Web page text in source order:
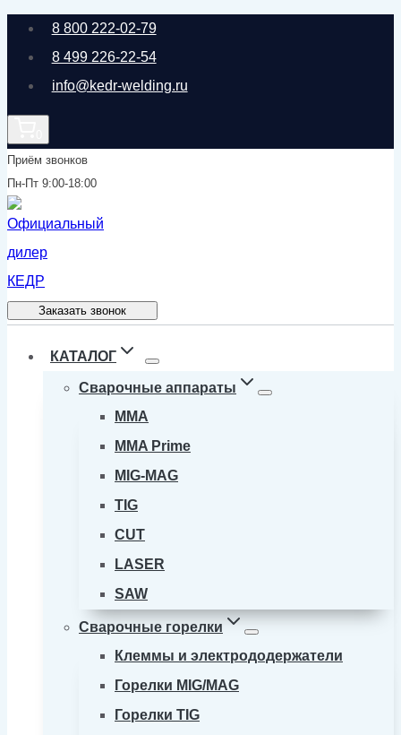
Перейти
содержимому
8 800 222-02-79
8 499 226-22-54
info@kedr-welding.ru
Приём звонков
Пн-Пт 9:00-18:00
Заказать звонок
КАТАЛОГ
Сварочные аппараты
MMA
MMA Prime
MIG-MAG
TIG
CUT
LASER
SAW
Сварочные горелки
Клеммы и электрододержатели
Горелки MIG/MAG
Горелки TIG